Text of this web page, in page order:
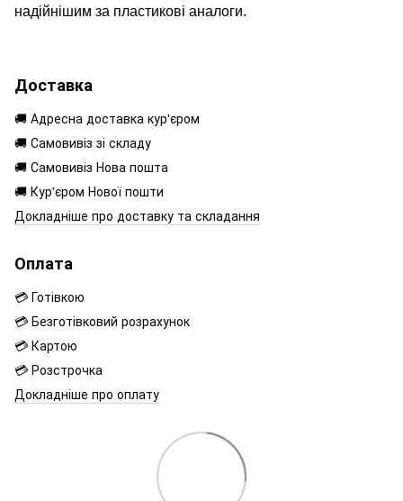
надійнішим за пластикові аналоги.
Доставка
🚚 Адресна доставка кур'єром
🚚 Самовивіз зі складу
🚚 Самовивіз Нова пошта
🚚 Кур'єром Нової пошти
Докладніше про доставку та складання
Оплата
💳 Готівкою
💳 Безготівковий розрахунок
💳 Картою
💳 Розстрочка
Докладніше про оплату